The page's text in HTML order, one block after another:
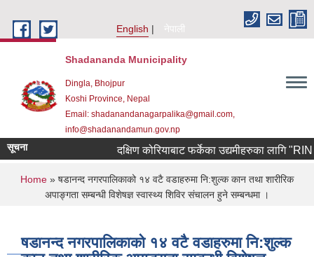
English
नेपाली
Shadananda Municipality
Dingla, Bhojpur
Koshi Province, Nepal
Email: shadanandanagarpalika@gmail.com,
info@shadanandamun.gov.np
सूचना दक्षिण कोरियाबाट फर्केका उद्यमीहरुका लागि
You are here
Home » षडानन्द नगरपालिकाको १४ वटै वडाहरुमा नि:शुल्क कान तथा शारीरिक
अपाङ्गता सम्बन्धी विशेषज्ञ स्वास्थ्य शिविर संचालन हुने सम्बन्धमा ।
षडानन्द नगरपालिकाको १४ वटै वडाहरुमा नि:शुल्क